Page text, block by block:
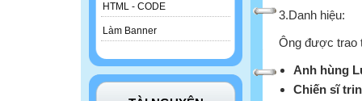
HTML - CODE
Làm Banner
3.Danh hiệu:
Ông được trao
Anh hùng
Chiến sĩ